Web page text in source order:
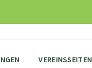
VEREINSSEITEN